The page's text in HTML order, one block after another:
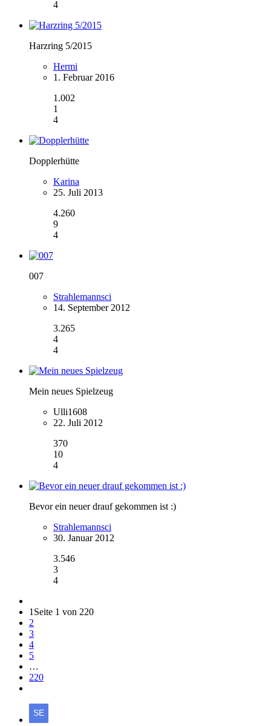
4
Harzring 5/2015
Hermi
1. Februar 2016
1.002
1
4
Dopplerhütte
Karina
25. Juli 2013
4.260
9
4
007
Strahlemannsci
14. September 2012
3.265
4
4
Mein neues Spielzeug
Ulli1608
22. Juli 2012
370
10
4
Bevor ein neuer drauf gekommen ist :)
Strahlemannsci
30. Januar 2012
3.546
3
4
1 Seite 1 von 220
2
3
4
5
…
220